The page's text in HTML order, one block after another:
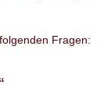
Fragen: